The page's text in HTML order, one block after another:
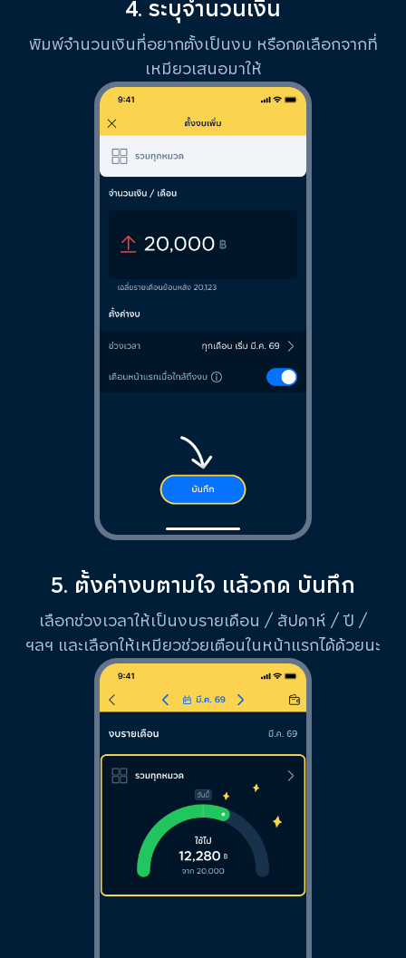
4. ระบุจำนวนเงิน
พิมพ์จำนวนเงินที่อยากตั้งเป็นงบ หรือกดเลือกจากที่
เหมียวเสนอมาให้
5. ตั้งค่างบตามใจ แล้วกด บันทึก
เลือกช่วงเวลาให้เป็นงบรายเดือน / สัปดาห์ / ปี /
ฯลฯ และเลือกให้เหมียวช่วยเตือนในหน้าแรกได้ด้วยนะ